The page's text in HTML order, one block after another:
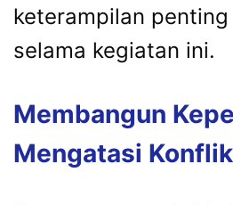
keterampilan
selama kegiatan ini.
Membangun
Mengatasi Konflik